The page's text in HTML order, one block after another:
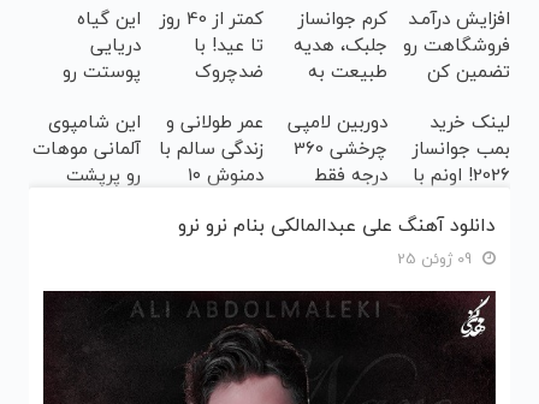
افزایش درآمـد
فروشگاهت رو
تضمین کن
کرم جوانساز
جلبک، هدیه
طبیعت به
تخفیف ویژه)
کمتر از 40 روز
تا عید! با
ضدچروک
شو40%تخفیف
این گیاه
دریایی
پوستت رو
میکنه انگار
20سال جوون
شدی🔥
لینک خرید
بمب جوانساز
2026! اونم با
دوربین لامپی
چرخشی 360
درجه فقط
🔥 پرداخت
عمر طولانی و
زندگی سالم با
دمنوش ۱۰
تخفیف)
این شامپوی
آلمانی موهات
رو پرپشت
دانلود آهنگ علی عبدالمالکی بنام نرو نرو